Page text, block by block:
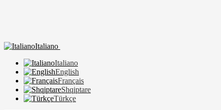
Italiano
Italiano
English
Français
Shqiptare
Türkçe